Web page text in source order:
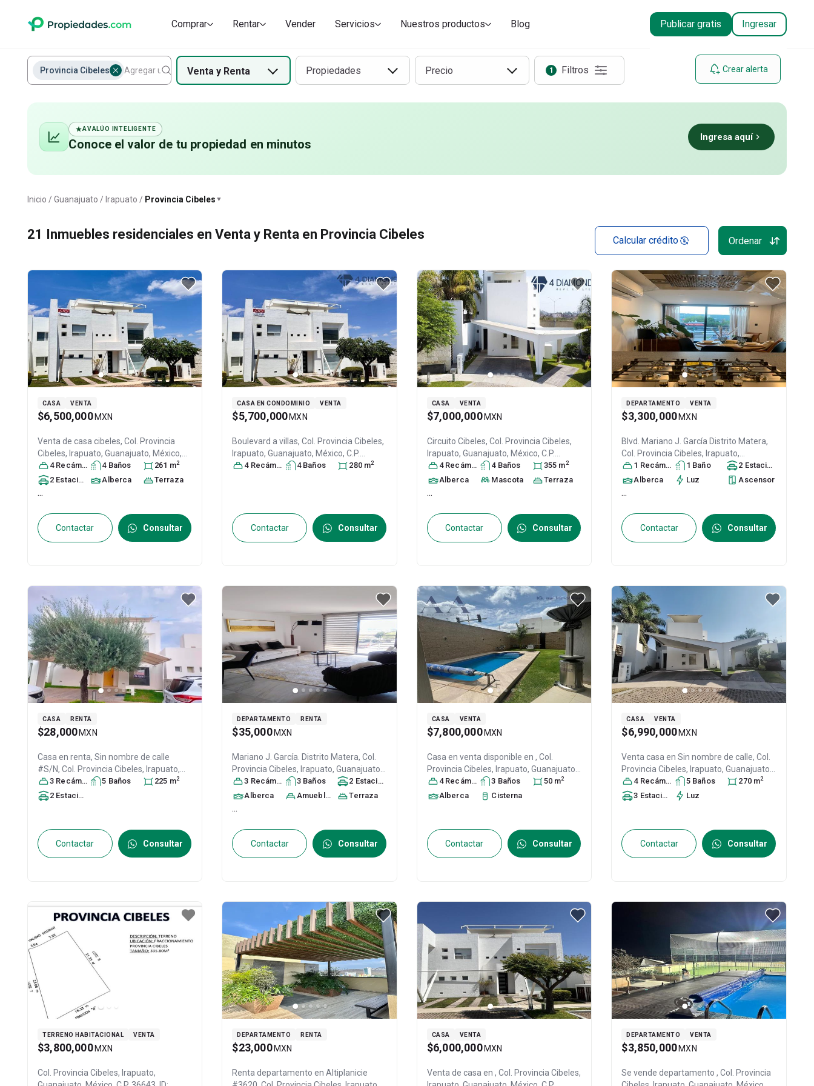
Provincia Cibeles Venta y Renta Propiedades Precio 1 Filtros Crear alerta
21 Inmuebles residenciales en Venta y Renta en Provincia Cibeles Calcular crédito Ordenar
AVALÚO INTELIGENTE
Conoce el valor de tu propiedad en minutos Ingresa aquí
Inicio Guanajuato Irapuato Provincia Cibeles
Provincia Cibeles ▼
CASA VENTA
$6,500,000 MXN
Venta de casa cibeles, Col. Provincia
Cibeles, Irapuato, Guanajuato, México,
C.P. 36643, ID:31507214
4 Recámara s 4 Baños 261 m2
2 Estacionamiento s
Alberca Terraza
...
Contactar Consultar
CASA EN CONDOMINIO VENTA
$5,700,000 MXN
Boulevard a villas, Col. Provincia Cibeles,
Irapuato, Guanajuato, México, C.P.
36643, ID:31254027
4 Recámara s 4 Baños 280 m2
Contactar Consultar
CASA VENTA
$7,000,000 MXN
Circuito Cibeles, Col. Provincia Cibeles,
Irapuato, Guanajuato, México, C.P.
36643, ID:28550586
4 Recámara s 4 Baños 355 m2
Alberca Mascota Terraza
...
Contactar Consultar
DEPARTAMENTO VENTA
$3,300,000 MXN
Blvd. Mariano J. García Distrito Matera,
Col. Provincia Cibeles, Irapuato,
Guanajuato, México, C.P. 36643, ID:
31159564
1 Recámara 1 Baño 2 Estacionamiento
Alberca
Luz Ascensor
...
Contactar Consultar
CASA RENTA
$28,000 MXN
Casa en renta, Sin nombre de calle
#S/N, Col. Provincia Cibeles, Irapuato,
Guanajuato, México, C.P. 36643, ID:
31591206
3 Recámara s 5 Baños 225 m2
2 Estacionamiento
Contactar Consultar
DEPARTAMENTO RENTA
$35,000 MXN
Mariano J. García. Distrito Matera, Col.
Provincia Cibeles, Irapuato, Guanajuato
México, C.P. 36643 , ID:31159563
3 Recámara s 3 Baños 2 Estacionamiento
Alberca
Amueblado Terraza
...
Contactar Consultar
CASA VENTA
$7,800,000 MXN
Casa en venta disponible en , Col.
Provincia Cibeles, Irapuato, Guanajuato
México, C.P. 36643 , ID:27776180
4 Recámara s 3 Baños 50 m2
Alberca Cisterna
Contactar Consultar
CASA VENTA
$6,990,000 MXN
Venta casa enSin nombre de calle, Col.
Provincia Cibeles, Irapuato, Guanajuato
México, C.P. 36643 , ID:31359327
4 Recámara s 5 Baños 270 m2
3 Estacionamiento Luz
Contactar Consultar
TERRENO HABITACIONAL VENTA
$3,800,000 MXN
Col. Provincia Cibeles, Irapuato,
DEPARTAMENTO RENTA
$23,000 MXN
Renta departamento enAltiplanicie
CASA VENTA
$6,000,000 MXN
Venta de casa en , Col. Provincia Cibeles,
DEPARTAMENTO VENTA
$3,850,000 MXN
Se vende departamento, Col. Provincia
Comprar Rentar Vender Servicios Nuestros productos Blog Publicar gratis Ingresar